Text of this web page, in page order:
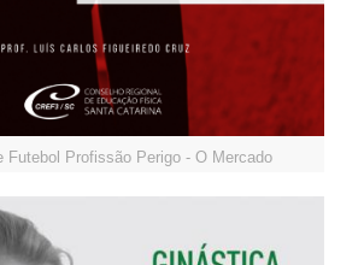
Futebol Profissão Perigo - O Mercado